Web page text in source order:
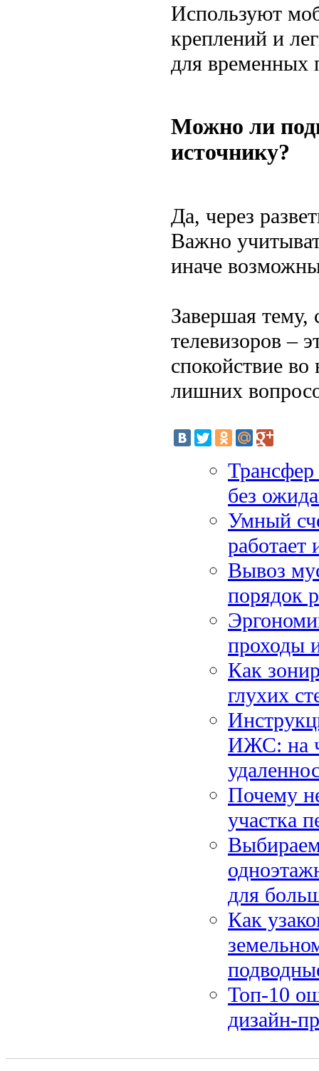
Используют
креплений и
для временных
Можно ли
источнику?
Да, через
Важно
иначе
Завершая тему,
телевизоров –
спокойствие во
лишних
без
Умный
работает
Вывоз
порядок
проходы
Как
глухих
ИЖС: на
Почему
участка
для
Как
Топ-10
дизайн-